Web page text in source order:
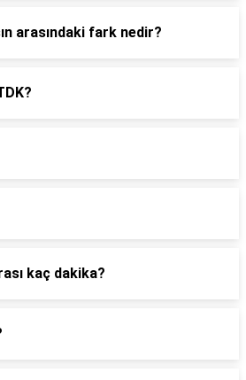
arasındaki fark nedir?
kaç dakika?